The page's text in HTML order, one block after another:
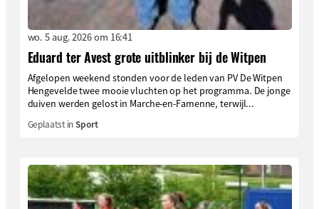
wo. 5 aug. 2026 om 16:41
Eduard ter Avest grote uitblinker bij de Witpen
Afgelopen weekend stonden voor de leden van PV De Witpen
Hengevelde twee mooie vluchten op het programma. De jonge
duiven werden gelost in Marche-en-Famenne, terwijl...
Geplaatst inSport